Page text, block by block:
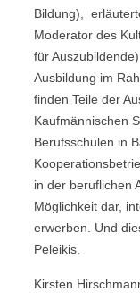
Bildung),
Moderator des
für
Ausbildung im
finden Teile der
Kaufmännischen
Berufsschulen in
in der beruflichen
Möglichkeit dar,
erwerben. Und
Peleikis.
Kirsten